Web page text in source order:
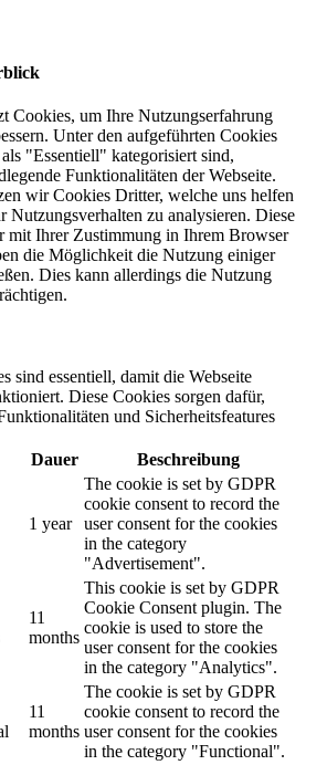
Cookies, um Ihre Nutzungserfahrung
Unter den aufgeführten Cookies
"Essentiell" kategorisiert sind,
Funktionalitäten der Webseite.
wir Cookies Dritter, welche uns helfen
Nutzungsverhalten zu analysieren. Diese
mit Ihrer Zustimmung in Ihrem Browser
die Möglichkeit die Nutzung einiger
Dies kann allerdings die Nutzung
sind essentiell, damit die Webseite
Diese Cookies sorgen dafür,
und Sicherheitsfeatures
Dauer Beschreibung
1 year
The cookie is set by GDPR
cookie consent to record the
user consent for the cookies
in the category
"Advertisement".
11
months
This cookie is set by GDPR
Cookie Consent plugin. The
cookie is used to store the
user consent for the cookies
in the category "Analytics".
11
months
The cookie is set by GDPR
cookie consent to record the
user consent for the cookies
in the category "Functional".